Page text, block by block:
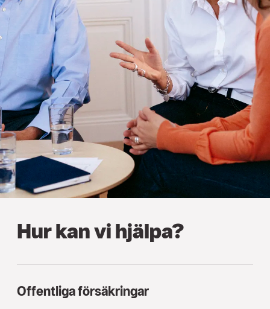
Hur kan vi hjälpa?
Offentliga försäkringar